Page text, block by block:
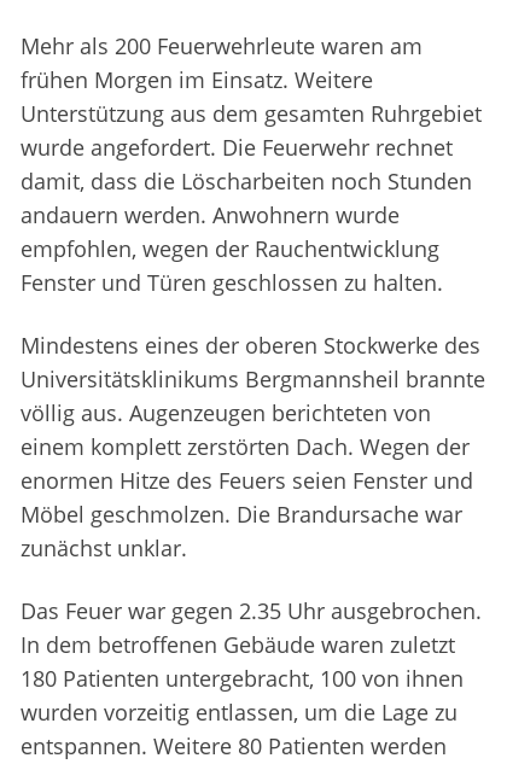
Mehr als 200 Feuerwehrleute waren am
frühen Morgen im Einsatz. Weitere
Unterstützung aus dem gesamten Ruhrgebiet
wurde angefordert. Die Feuerwehr rechnet
damit, dass die Löscharbeiten noch Stunden
andauern werden. Anwohnern wurde
empfohlen, wegen der Rauchentwicklung
Fenster und Türen geschlossen zu halten.
Mindestens eines der oberen Stockwerke des
Universitätsklinikums Bergmannsheil brannte
völlig aus. Augenzeugen berichteten von
einem komplett zerstörten Dach. Wegen der
enormen Hitze des Feuers seien Fenster und
Möbel geschmolzen. Die Brandursache war
zunächst unklar.
Das Feuer war gegen 2.35 Uhr ausgebrochen.
In dem betroffenen Gebäude waren zuletzt
180 Patienten untergebracht, 100 von ihnen
wurden vorzeitig entlassen, um die Lage zu
entspannen. Weitere 80 Patienten werden